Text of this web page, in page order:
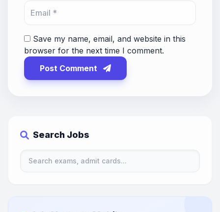
Save my name, email, and website in this
browser for the next time I comment.
Post Comment
Search Jobs